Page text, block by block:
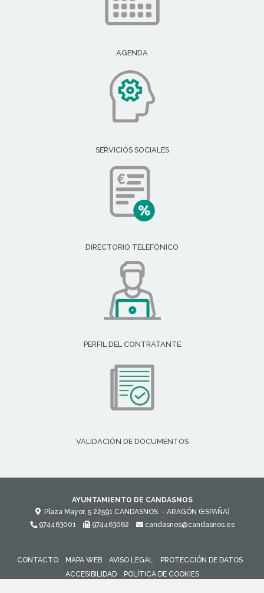
AGENDA
SERVICIOS SOCIALES
DIRECTORIO TELEFÓNICO
PERFIL DEL CONTRATANTE
VALIDACIÓN DE DOCUMENTOS
AYUNTAMIENTO DE CANDASNOS
Plaza Mayor, 5 22591 CANDASNOS - ARAGÓN (ESPAÑA)
974463001
974463062 candasnos@candasnos.es
CONTACTO MAPA WEB AVISO LEGAL
PROTECCIÓN DE DATOS
ACCESIBILIDAD
POLÍTICA DE COOKIES